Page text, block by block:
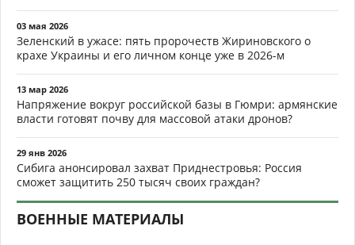
03 мая 2026
Зеленский в ужасе: пять пророчеств Жириновского о
крахе Украины и его личном конце уже в 2026-м
13 мар 2026
Напряжение вокруг российской базы в Гюмри: армянские
власти готовят почву для массовой атаки дронов?
29 янв 2026
Сибига анонсировал захват Приднестровья: Россия
сможет защитить 250 тысяч своих граждан?
ВОЕННЫЕ МАТЕРИАЛЫ